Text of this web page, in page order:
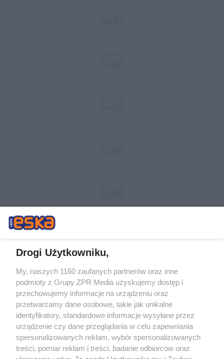
Żaden utwór zamieszczony w serwisie nie może być powielany i
rozpowszechniany lub dalej rozpowszechniany w jakikolwiek sposób (w
tym także elektroniczny lub mechaniczny) na jakimkolwiek polu
eksploatacji w jakiejkolwiek formie, włącznie z umieszczaniem w
Internecie bez pisemnej zgody właściciela praw. Jakiekolwiek użycie lub
wykorzystanie utworów w całości lub w części z naruszeniem prawa,
tzn. bez właściwej zgody, jest zabronione pod groźbą kary i może być
ścigane prawnie.
Drogi Użytkowniku,
My, naszych 1160 zaufanych partnerów oraz inne
podmioty z Grupy ZPR Media uzyskujemy dostęp i
przechowujemy informacje na urządzeniu oraz
przetwarzamy dane osobowe, takie jak unikalne
identyfikatory, standardowe informacje wysyłane przez
urządzenie czy dane przeglądania w celu zapewniania
spersonalizowanych reklam, wybór spersonalizowanych
treści, pomiar reklam i treści, badanie odbiorców oraz